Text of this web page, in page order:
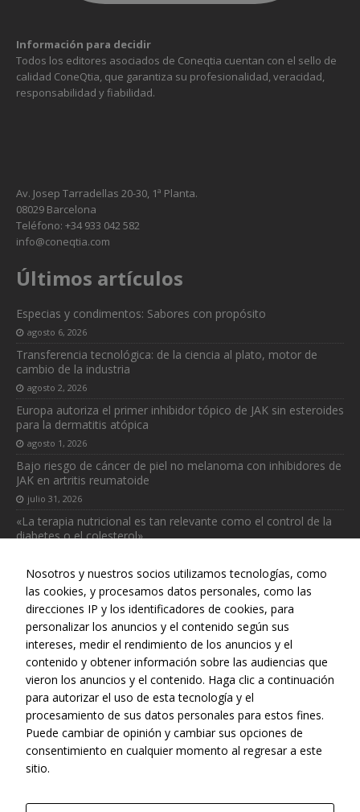
Información para decidir
Todos los editores asociados de Coneqtia cuentan con el sello de
calidad ConeQtia, que garantiza su profesionalidad, veracidad,
responsabilidad y fiabilidad.
Av. Josep Tarradellas 20-30, 1ª Planta.
08029 Barcelona
Teléfono: +34 933 042 582
info@coneqtia.com
Últimos artículos
Especias y condimentos: Sabores con propósito
agosto 6, 2026
Transferencia tecnológica: de la ciencia al plato, motor de
cambio de la industria
agosto 2, 2026
Europa autoriza el primer inhibidor tópico de JAK sin esteroides
para la dermatitis atópica
agosto 1, 2026
Bajo riesgo de cáncer de piel no melanoma con inhibidores de
JAK en artritis reumatoide
julio 31, 2026
«La terapia nutricional es tan relevante como el control de la
diabetes o el colesterol»
Web realizada con el patrocinio del Centro Español de Derechos
Reprográficos
Nosotros y nuestros socios utilizamos tecnologías, como
las cookies, y procesamos datos personales, como las
direcciones IP y los identificadores de cookies, para
personalizar los anuncios y el contenido según sus
intereses, medir el rendimiento de los anuncios y el
contenido y obtener información sobre las audiencias que
vieron los anuncios y el contenido. Haga clic a continuación
para autorizar el uso de esta tecnología y el
procesamiento de sus datos personales para estos fines.
Puede cambiar de opinión y cambiar sus opciones de
consentimiento en cualquier momento al regresar a este
sitio.
Necesarias
cookies no
son
necesarias
para que
web.
Para que
podamos
funcionalidad
y estructura
de la web, en
base a cómo
se usa la web.